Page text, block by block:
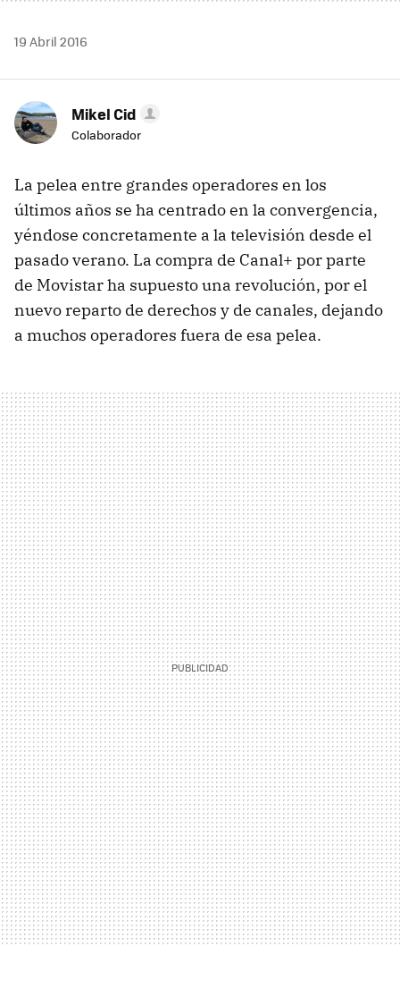
19 Abril 2016
Mikel Cid
Colaborador
La pelea entre grandes operadores en los
últimos años se ha centrado en la convergencia,
yéndose concretamente a la televisión desde el
pasado verano. La compra de Canal+ por parte
de Movistar ha supuesto una revolución, por el
nuevo reparto de derechos y de canales, dejando
a muchos operadores fuera de esa pelea.